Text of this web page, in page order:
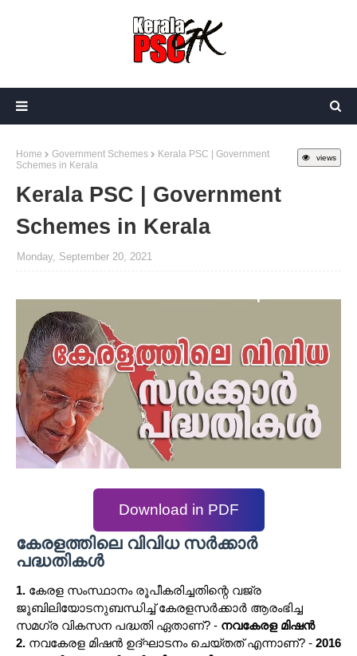
views
Home Government Schemes
Kerala PSC | Government
Schemes in Kerala
Kerala PSC | Government
Schemes in Kerala
Monday, September 20, 2021
Download in PDF
കേരളത്തിലെ വിവിധ സർക്കാർ
പദ്ധതികൾ
1. കേരള സംസ്ഥാനം രൂപീകരിച്ചതിന്റെ വജ്ര
ജൂബിലിയോടനുബന്ധിച്ച് കേരളസർക്കാർ ആരംഭിച്ച
സമഗ്ര വികസന പദ്ധതി ഏതാണ്? - നവകേരള മിഷൻ
2. നവകേരള മിഷൻ ഉദ്‌ഘാടനം ചെയ്തത് എന്നാണ്? - 2016